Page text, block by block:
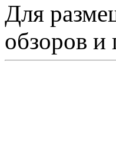
Для
обзоров и